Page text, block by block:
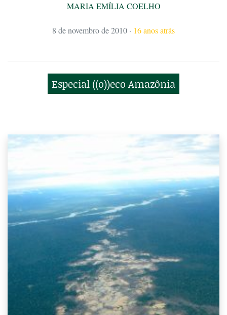
MARIA EMÍLIA COELHO
8 de novembro de 2010 · 16 anos atrás
Especial ((o))eco Amazônia